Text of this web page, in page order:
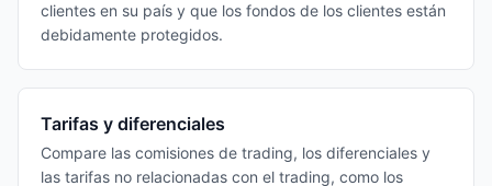
clientes en su país y que los fondos de los clientes están
debidamente protegidos.
Tarifas y diferenciales
Compare las comisiones de trading, los diferenciales y
las tarifas no relacionadas con el trading, como los